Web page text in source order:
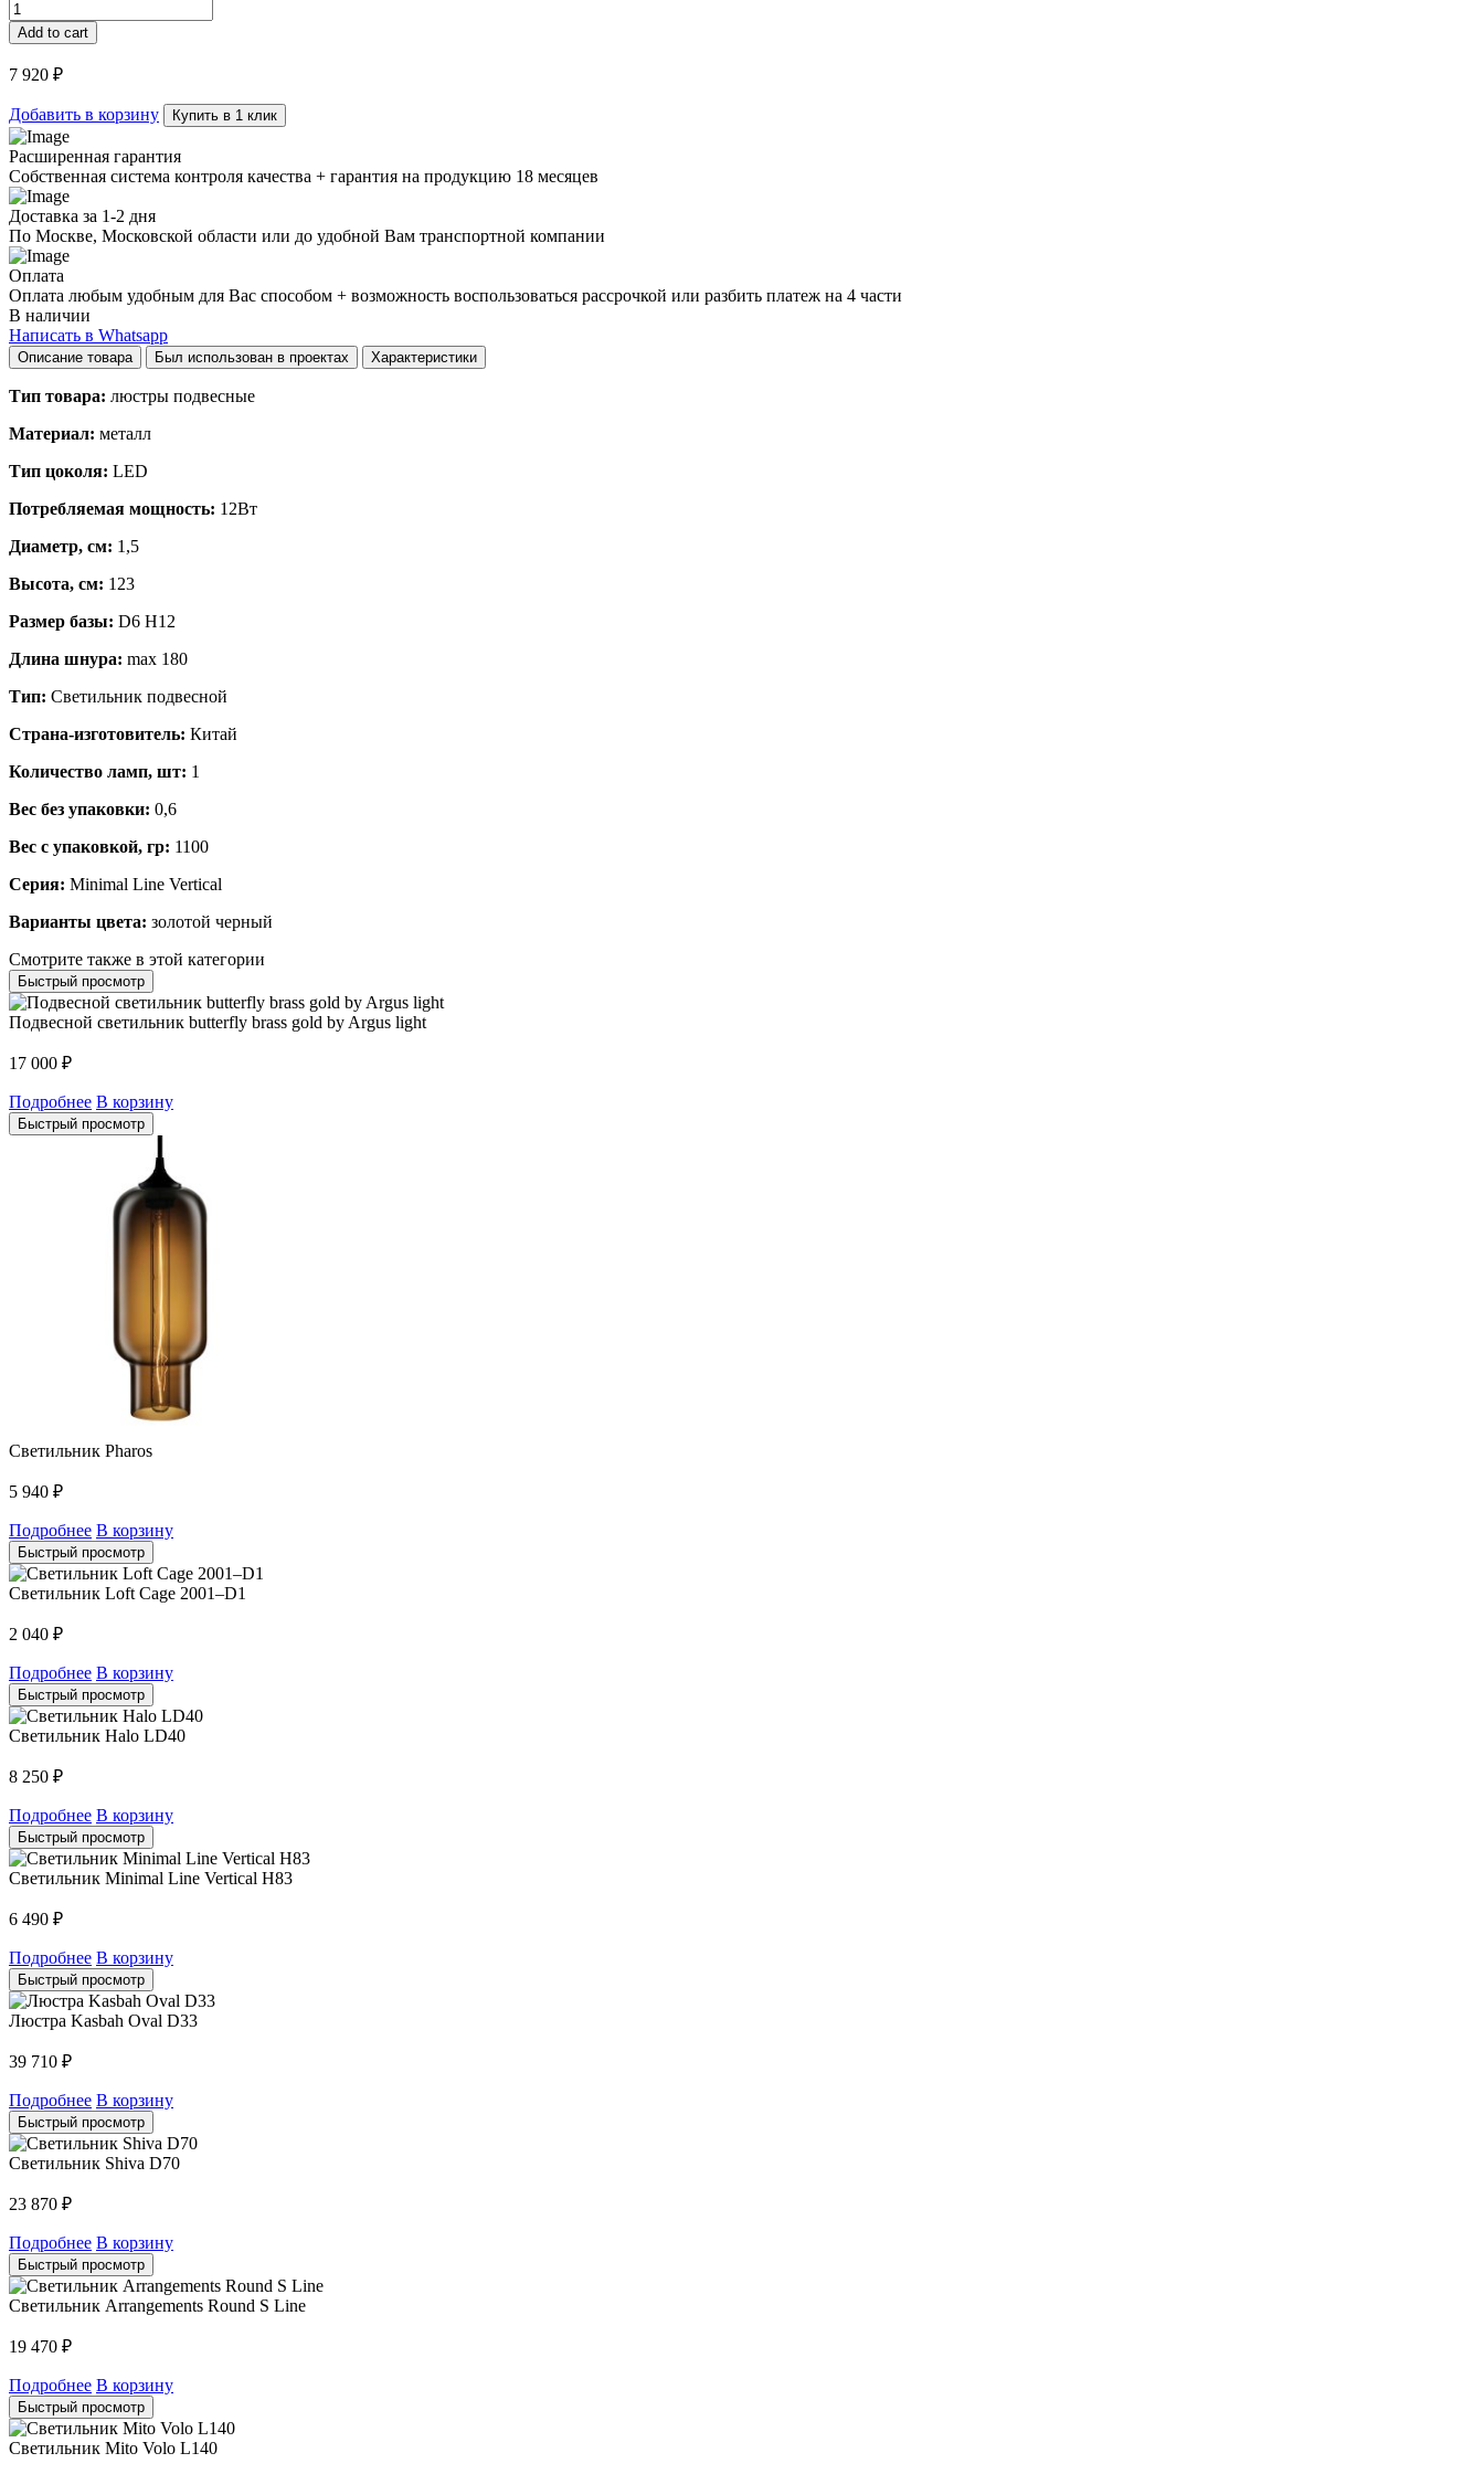
светильник
Minimal
Line
Vertical
H123
quantity
Add to cart
7 920 ₽
Добавить в корзину Купить в 1 клик
Расширенная гарантия
Собственная система контроля качества + гарантия на продукцию 18 месяцев
Доставка за 1-2 дня
По Москве, Московской области или до удобной Вам транспортной компании
Оплата
Оплата любым удобным для Вас способом + возможность воспользоваться рассрочкой или разбить платеж на 4 части
В наличии
Написать в Whatsapp
Описание товара Был использован в проектах Характеристики
Тип товара: люстры подвесные
Материал: металл
Тип цоколя: LED
Потребляемая мощность: 12Вт
Диаметр, см: 1,5
Высота, см: 123
Размер базы: D6 H12
Длина шнура: max 180
Тип: Светильник подвесной
Страна-изготовитель: Китай
Количество ламп, шт: 1
Вес без упаковки: 0,6
Вес с упаковкой, гр: 1100
Серия: Minimal Line Vertical
Варианты цвета: золотой черный
Смотрите также в этой категории
Быстрый просмотр
Подвесной светильник butterfly brass gold by Argus light
17 000 ₽
Подробнее В корзину
Быстрый просмотр
Светильник Pharos
5 940 ₽
Подробнее В корзину
Быстрый просмотр
Светильник Loft Cage 2001–D1
2 040 ₽
Подробнее В корзину
Быстрый просмотр
Светильник Halo LD40
8 250 ₽
Подробнее В корзину
Быстрый просмотр
Светильник Minimal Line Vertical H83
6 490 ₽
Подробнее В корзину
Быстрый просмотр
Люстра Kasbah Oval D33
39 710 ₽
Подробнее В корзину
Быстрый просмотр
Светильник Shiva D70
23 870 ₽
Подробнее В корзину
Быстрый просмотр
Светильник Arrangements Round S Line
19 470 ₽
Подробнее В корзину
Быстрый просмотр
Светильник Mito Volo L140